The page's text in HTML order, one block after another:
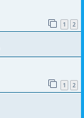
1 2
1 2